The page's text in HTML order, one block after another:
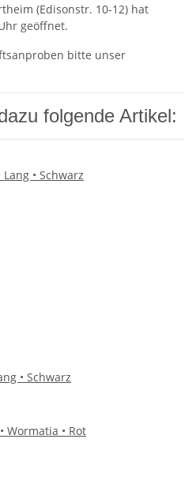
(Edisonstr. 10-12) hat
geöffnet.
bitte unser
folgende Artikel:
• Schwarz